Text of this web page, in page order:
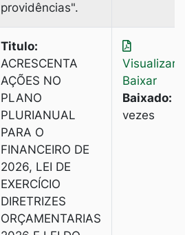
providências".
Titulo:
ACRESCENTA
AÇÕES NO
PLANO
PLURIANUAL
PARA Ο
FINANCEIRO DE
2026, LEI DE
EXERCÍCIO
DIRETRIZES
ORÇAMENTARIAS
Visualizar
Baixar
Baixado:
vezes